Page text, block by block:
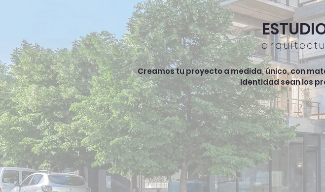
Creamos tu proyecto a medida, único, con
identidad sean los
MORTON Obras Exploración Premios